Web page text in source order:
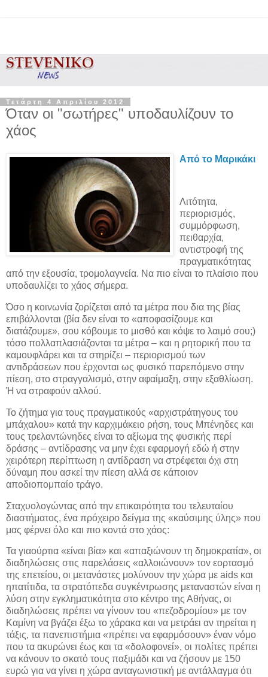
Τετάρτη 4 Απριλίου 2012
Όταν οι "σωτήρες" υποδαυλίζουν το
χάος
Από το Μαρικάκι
Λιτότητα,
περιορισμός,
συμμόρφωση,
πειθαρχία,
αντιστροφή της
πραγματικότητας
από την εξουσία, τρομολαγνεία. Να πιο είναι το πλαίσιο που
υποδαυλίζει το χάος σήμερα.
Όσο η κοινωνία ζορίζεται από τα μέτρα που δια της βίας
επιβάλλονται (βία δεν είναι το «αποφασίζουμε και
διατάζουμε», σου κόβουμε το μισθό και κόψε το λαιμό σου;)
τόσο πολλαπλασιάζονται τα μέτρα – και η ρητορική που τα
καμουφλάρει και τα στηρίζει – περιορισμού των
αντιδράσεων που έρχονται ως φυσικό παρεπόμενο στην
πίεση, στο στραγγαλισμό, στην αφαίμαξη, στην εξαθλίωση.
Ή να στραφούν αλλού.
Το ζήτημα για τους πραγματικούς «αρχιστράτηγους του
μπάχαλου» κατά την καρχιμάκειο ρήση, τους Μπένηδες και
τους τρελαντώνηδες είναι το αξίωμα της φυσικής περί
δράσης – αντίδρασης να μην έχει εφαρμογή εδώ ή στην
χειρότερη περίπτωση η αντίδραση να στρέφεται όχι στη
δύναμη που ασκεί την πίεση αλλά σε κάποιον
αποδιοπομπαίο τράγο.
Σταχυολογώντας από την επικαιρότητα του τελευταίου
διαστήματος, ένα πρόχειρο δείγμα της «καύσιμης ύλης» που
μας φέρνει όλο και πιο κοντά στο χάος:
Τα γιαούρτια «είναι βία» και «απαξιώνουν τη δημοκρατία», οι
διαδηλώσεις στις παρελάσεις «αλλοιώνουν» τον εορτασμό
της επετείου, οι μετανάστες μολύνουν την χώρα με aids και
ηπατίτιδα, τα στρατόπεδα συγκέντρωσης μεταναστών είναι η
λύση στην εγκληματικότητα στο κέντρο της Αθήνας, οι
διαδηλώσεις πρέπει να γίνουν του «πεζοδρομίου» με τον
Καμίνη να βγάζει έξω το χάρακα και να μετράει αν τηρείται η
τάξις, τα πανεπιστήμια «πρέπει να εφαρμόσουν» έναν νόμο
που τα ακυρώνει έως και τα «δολοφονεί», οι πολίτες πρέπει
να κάνουν το σκατό τους παξιμάδι και να ζήσουν με 150
ευρώ για να γίνει η χώρα ανταγωνιστική με αντάλλαγμα ότι